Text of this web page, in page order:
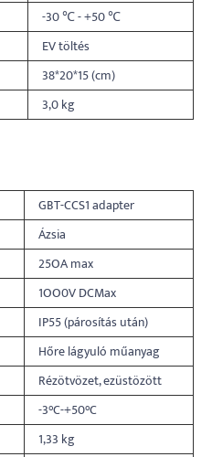
-30 ℃ - +50 ℃
EV töltés
38*20*15 (cm)
3,0 kg
GBT-CCS1 adapter
Ázsia
25OA max
1OO0V DCMax
IP55 (párosítás után)
Hőre lágyuló műanyag
Rézötvözet, ezüstözött
-3°C-+50°C
1,33 kg